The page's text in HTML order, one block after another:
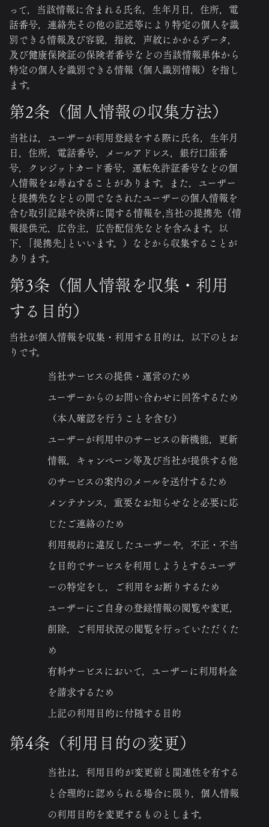
って，当該情報に含まれる氏名，生年月日，住所，電
話番号，連絡先その他の記述等により特定の個人を識
別できる情報及び容貌，指紋，声紋にかかるデータ，
及び健康保険証の保険者番号などの当該情報単体から
特定の個人を識別できる情報（個人識別情報）を指し
ます。
第2条（個人情報の収集方法）
当社は，ユーザーが利用登録をする際に氏名，生年月
日，住所，電話番号，メールアドレス，銀行口座番
号，クレジットカード番号，運転免許証番号などの個
人情報をお尋ねすることがあります。また，ユーザー
と提携先などとの間でなされたユーザーの個人情報を
含む取引記録や決済に関する情報を,当社の提携先（情
報提供元，広告主，広告配信先などを含みます。以
下，｢提携先｣といいます。）などから収集することが
あります。
第3条（個人情報を収集・利用
する目的）
当社が個人情報を収集・利用する目的は，以下のとお
りです。
当社サービスの提供・運営のため
ユーザーからのお問い合わせに回答するため
（本人確認を行うことを含む）
ユーザーが利用中のサービスの新機能，更新
情報，キャンペーン等及び当社が提供する他
のサービスの案内のメールを送付するため
メンテナンス，重要なお知らせなど必要に応
じたご連絡のため
利用規約に違反したユーザーや，不正・不当
な目的でサービスを利用しようとするユーザ
ーの特定をし，ご利用をお断りするため
ユーザーにご自身の登録情報の閲覧や変更，
削除，ご利用状況の閲覧を行っていただくた
め
有料サービスにおいて，ユーザーに利用料金
を請求するため
上記の利用目的に付随する目的
第4条（利用目的の変更）
当社は，利用目的が変更前と関連性を有する
と合理的に認められる場合に限り，個人情報
の利用目的を変更するものとします。